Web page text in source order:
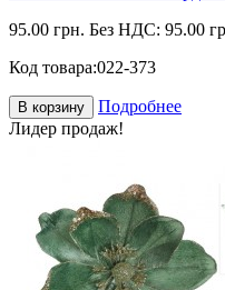
95.00 грн. Без НДС: 95.00
Код товара:022-373
В корзину
Подробнее
Лидер продаж!